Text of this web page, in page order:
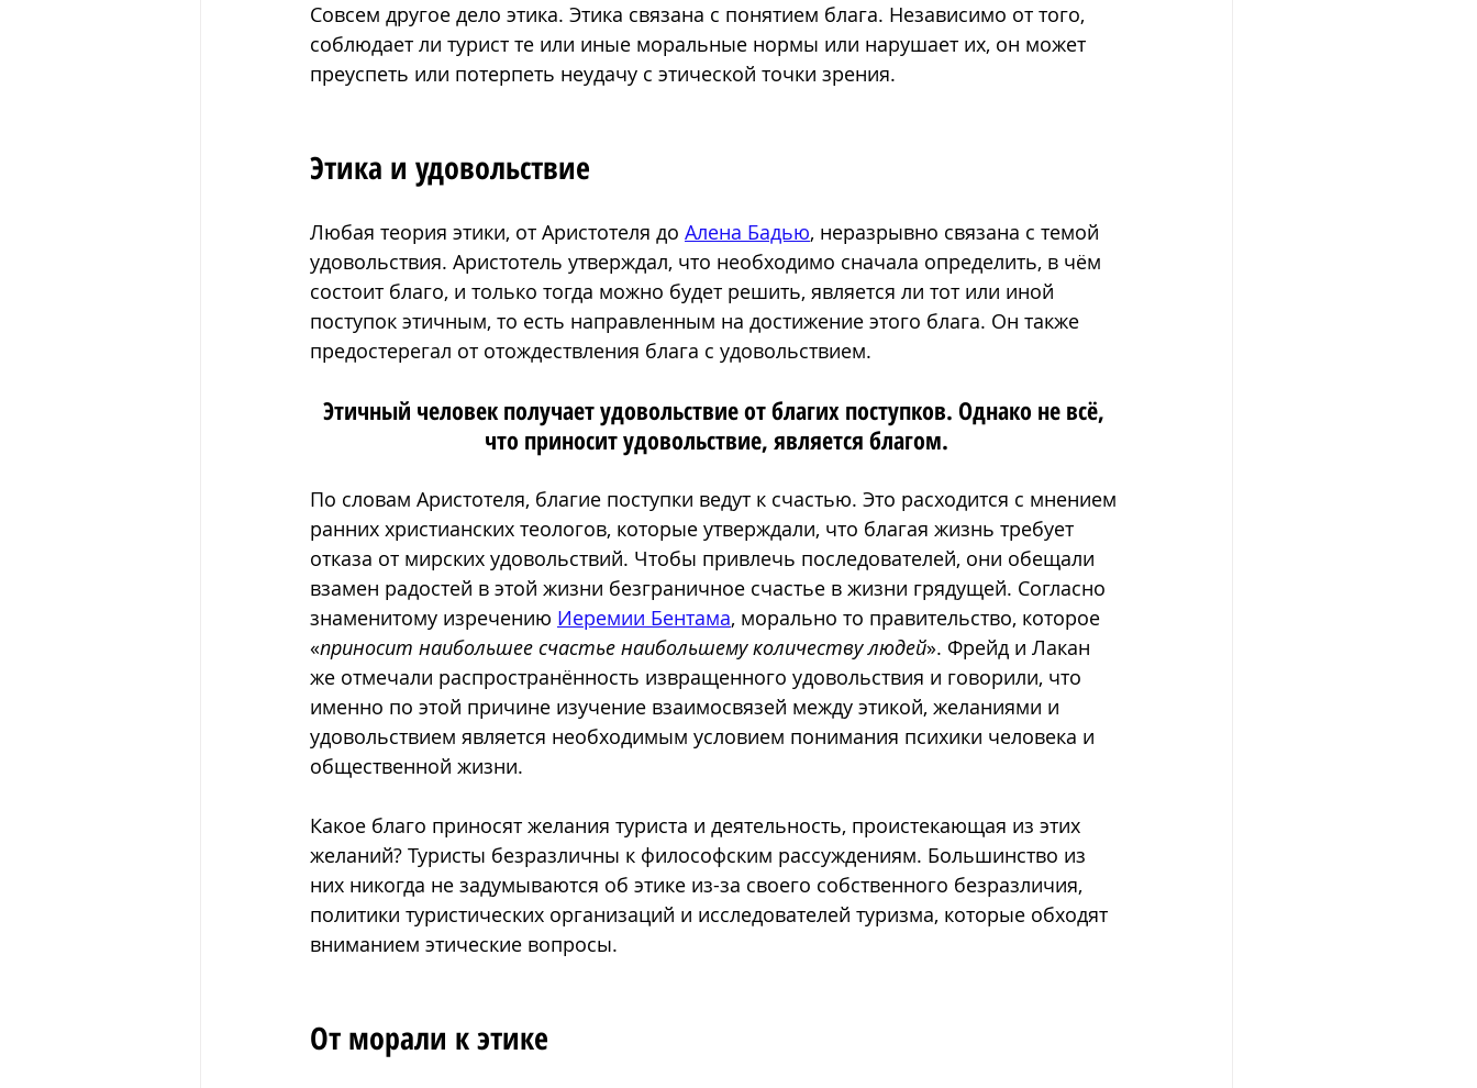
Совсем другое дело этика. Этика связана с понятием блага. Независимо от того,
соблюдает ли турист те или иные моральные нормы или нарушает их, он может
преуспеть или потерпеть неудачу с этической точки зрения.
Этика и удовольствие
Любая теория этики, от Аристотеля до Алена Бадью, неразрывно связана с темой
удовольствия. Аристотель утверждал, что необходимо сначала определить, в чём
состоит благо, и только тогда можно будет решить, является ли тот или иной
поступок этичным, то есть направленным на достижение этого блага. Он также
предостерегал от отождествления блага с удовольствием.
Этичный человек получает удовольствие от благих поступков. Однако не всё,
что приносит удовольствие, является благом.
По словам Аристотеля, благие поступки ведут к счастью. Это расходится с мнением
ранних христианских теологов, которые утверждали, что благая жизнь требует
отказа от мирских удовольствий. Чтобы привлечь последователей, они обещали
взамен радостей в этой жизни безграничное счастье в жизни грядущей. Согласно
знаменитому изречению Иеремии Бентама, морально то правительство, которое
«приносит наибольшее счастье наибольшему количеству людей». Фрейд и Лакан
же отмечали распространённость извращенного удовольствия и говорили, что
именно по этой причине изучение взаимосвязей между этикой, желаниями и
удовольствием является необходимым условием понимания психики человека и
общественной жизни.
Какое благо приносят желания туриста и деятельность, проистекающая из этих
желаний? Туристы безразличны к философским рассуждениям. Большинство из
них никогда не задумываются об этике из-за своего собственного безразличия,
политики туристических организаций и исследователей туризма, которые обходят
вниманием этические вопросы.
От морали к этике